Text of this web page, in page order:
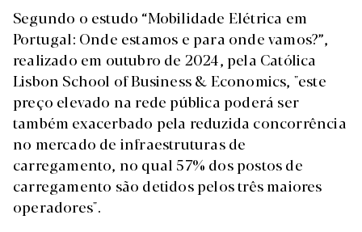
Segundo o estudo “Mobilidade Elétrica em
Portugal: Onde estamos e para onde vamos?”,
realizado em outubro de 2024, pela Católica
Lisbon School of Business & Economics, "este
preço elevado na rede pública poderá ser
também exacerbado pela reduzida concorrência
no mercado de infraestruturas de
carregamento, no qual 57% dos postos de
carregamento são detidos pelos três maiores
operadores".